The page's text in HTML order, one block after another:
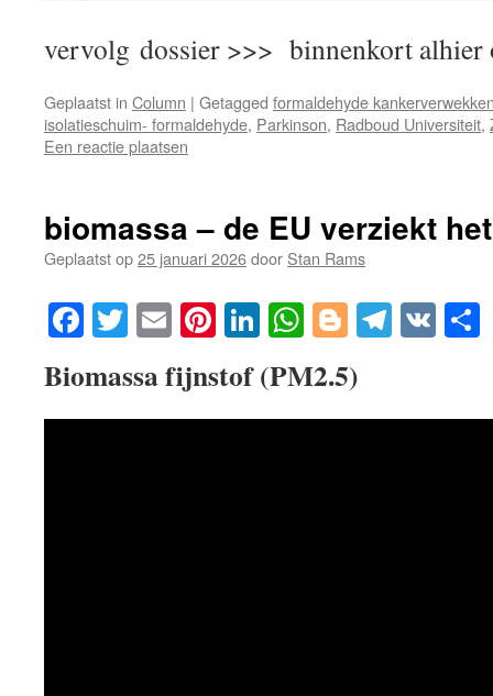
vervolg dossier >>> binnenkort alhier
Geplaatst in Column | Getagged formaldehyde
isolatieschuim- formaldehyde, Parkinson, Radboud Universiteit,
Een reactie plaatsen
biomassa – de EU verziekt
Geplaatst op25 januari 2026door Stan Rams
Facebook
Twitter
EmailPinterest
LinkedIn
WhatsApp
BloggerVK
Biomassa fijnstof (PM2.5)